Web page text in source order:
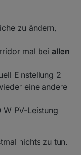
ich ja auch wie oben
zu ändern,
mal bei allen
Einstellung 2
eine andere
PV-Leistung
nichts zu tun.